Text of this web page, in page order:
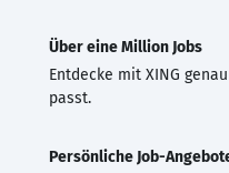
Über eine Million Jobs
Entdecke mit XING
passt.
Persönliche Job-